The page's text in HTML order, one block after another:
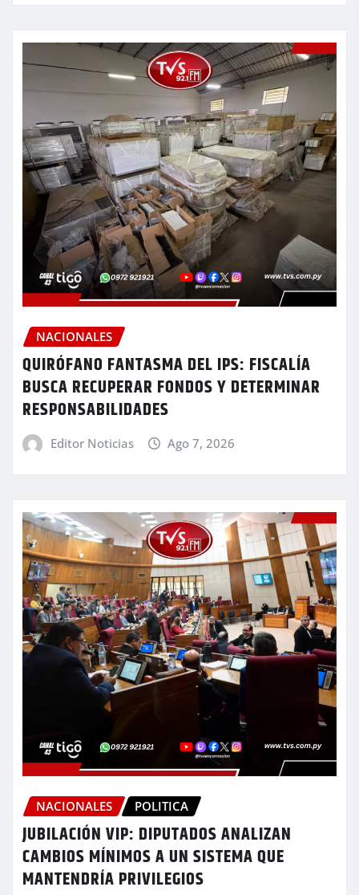
NACIONALES
QUIRÓFANO FANTASMA DEL IPS: FISCALÍA
BUSCA RECUPERAR FONDOS Y DETERMINAR
RESPONSABILIDADES
Editor Noticias Ago 7, 2026
NACIONALES POLITICA
JUBILACIÓN VIP: DIPUTADOS ANALIZAN
CAMBIOS MÍNIMOS A UN SISTEMA QUE
MANTENDRÍA PRIVILEGIOS